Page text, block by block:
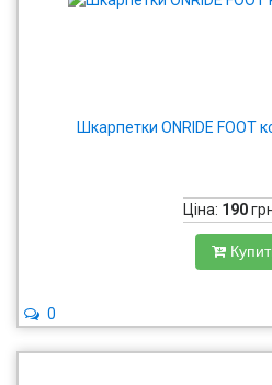
Шкарпетки ONRIDE FOOT
Ціна: 190
0